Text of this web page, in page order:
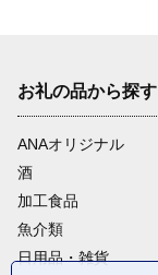
お礼の品から探す
ANAオリジナル
酒
加工食品
魚介類
日用品・雑貨